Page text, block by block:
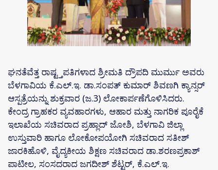
ಘನತೆವೆತ್ತ ರಾಷ್ಟ್ತಪತಿಗಳಾದ ಶ್ರೀಮತಿ ದ್ರೌಪದಿ ಮುರ್ಮು ಅವರು
ಬೆಳಗಾವಿಯ ಕೆ.ಎಲ್.ಇ. ಡಾ.ಸಂಪತ್ ಕುಮಾರ್ ಶಿವಣಗಿ ಕ್ಯಾನ್ಸರ್
ಆಸ್ಪತ್ರೆಯನ್ನು ಶುಕ್ರವಾರ (ಜ.3) ಲೋಕಾರ್ಪಣೆಗೊಳಿಸಿದರು.
ಕೇಂದ್ರ ಗ್ರಾಹಕರ ವ್ಯವಹಾರಗಳು, ಆಹಾರ ಮತ್ತು ನಾಗರಿಕ ಪೂರೈಕೆ
ಇಲಾಖೆಯ ಸಚಿವರಾದ ಪ್ರಹ್ಲಾದ್ ಜೋಶಿ, ಬೆಳಗಾವಿ ಜಿಲ್ಲಾ
ಉಸ್ತುವಾರಿ ಹಾಗೂ ಲೋಕೋಪಯೋಗಿ ಸಚಿವರಾದ ಸತೀಶ್
ಜಾರಕಿಹೊಳಿ, ವೈದ್ಯಕೀಯ ಶಿಕ್ಷಣ ಸಚಿವರಾದ ಡಾ.ಶರಣಪ್ರಕಾಶ್
ಪಾಟೀಲ, ಸಂಸದರಾದ ಜಗದೀಶ್ ಶೆಟ್ಟರ್, ಕೆ.ಎಲ್.ಇ.